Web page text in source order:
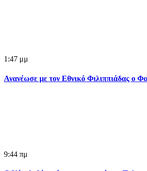
1:47 μμ
Ανανέωσε με τον Εθνικό Φιλιππιάδας ο
9:44 πμ